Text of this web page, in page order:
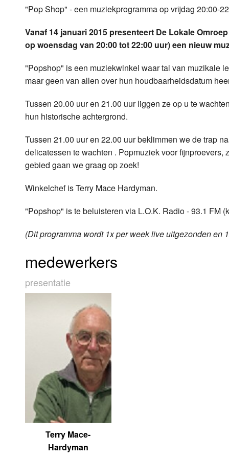
Vrijdag
Zaterdag
LOK schijf
Oude LOK programma's
"Pop Shop" - een muziekprogramma op vrijdag 20:00-
Vanaf 14 januari 2015 presenteert De Lokale
op woensdag van 20:00 tot 22:00 uur) een nieuw
"Popshop" is een muziekwinkel waar tal van muzikale
maar geen van allen over hun houdbaarheidsdatum
Tussen 20.00 uur en 21.00 uur liggen ze op u te
hun historische achtergrond.
Tussen 21.00 uur en 22.00 uur beklimmen we de trap
delicatessen te wachten . Popmuziek voor
gebied gaan we graag op zoek!
Winkelchef is Terry Mace Hardyman.
"Popshop" is te beluisteren via L.O.K. Radio - 93.1 FM
(Dit programma wordt 1x per week live uitgezonden en
medewerkers
presentatie
Terry Mace-
Hardyman